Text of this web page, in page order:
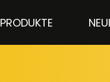
PRODUKTE